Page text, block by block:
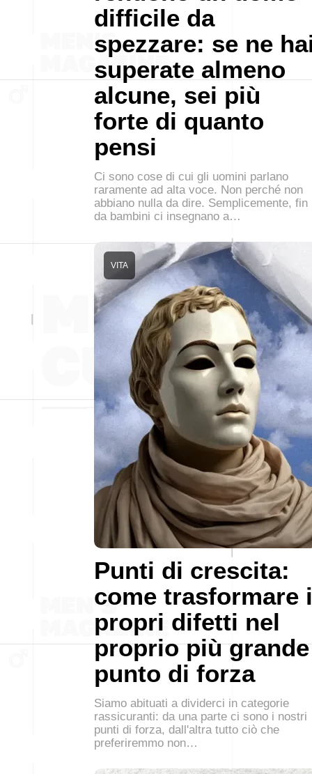
difficile da
spezzare: se ne
superate almeno
alcune, sei più
forte di quanto
pensi
Ci sono cose di cui gli uomini parlano
raramente ad alta voce. Non perché non
abbiano nulla da dire. Semplicemente, fin
da bambini ci insegnano a…
Punti di crescita:
come trasformare i
propri difetti nel
proprio più grande
punto di forza
VITA
Siamo abituati a dividerci in categorie
rassicuranti: da una parte ci sono i nostri
punti di forza, dall'altra tutto ciò che
preferiremmo non…